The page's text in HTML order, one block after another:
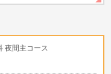
夜間主コース